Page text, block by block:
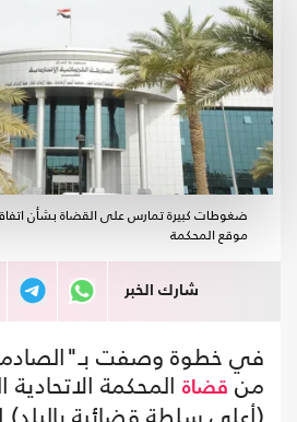
ضغوطات كبيرة تمارس على القضاة بشأن
موقع المحكمة
شارك الخبر
في خطوة وصفت
من قضاة المحكمة الاتحادية